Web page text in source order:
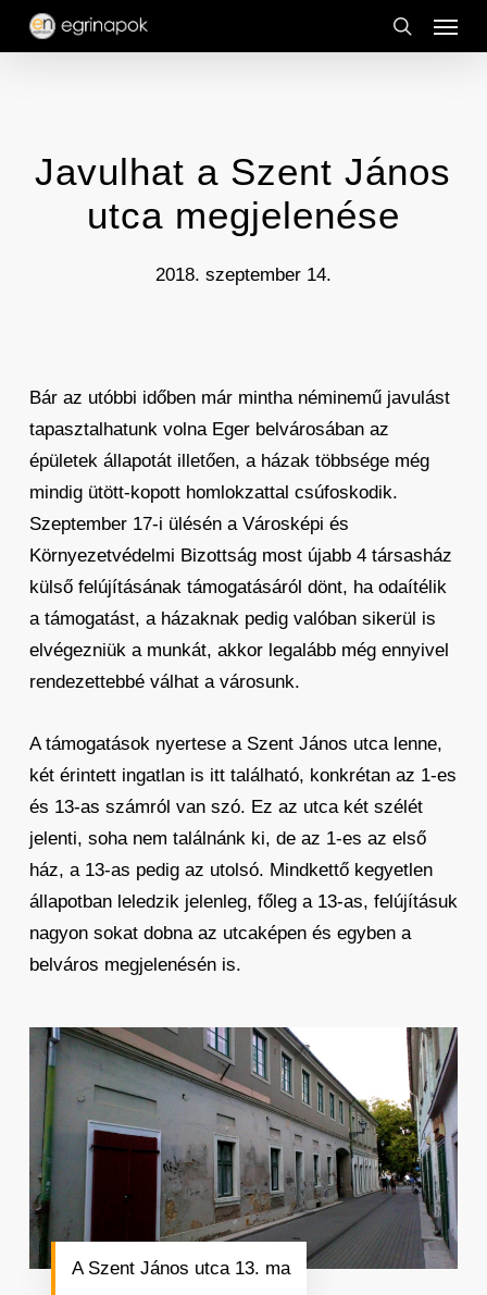
Skip
search
Menu
Javulhat a Szent János
utca megjelenése
2018. szeptember 14.
Bár az utóbbi időben már mintha néminemű javulást
tapasztalhatunk volna Eger belvárosában az
épületek állapotát illetően, a házak többsége még
mindig ütött-kopott homlokzattal csúfoskodik.
Szeptember 17-i ülésén a Városképi és
Környezetvédelmi Bizottság most újabb 4 társasház
külső felújításának támogatásáról dönt, ha odaítélik
a támogatást, a házaknak pedig valóban sikerül is
elvégezniük a munkát, akkor legalább még ennyivel
rendezettebbé válhat a városunk.
A támogatások nyertese a Szent János utca lenne,
két érintett ingatlan is itt található, konkrétan az 1-es
és 13-as számról van szó. Ez az utca két szélét
jelenti, soha nem találnánk ki, de az 1-es az első
ház, a 13-as pedig az utolsó. Mindkettő kegyetlen
állapotban leledzik jelenleg, főleg a 13-as, felújításuk
nagyon sokat dobna az utcaképen és egyben a
belváros megjelenésén is.
A Szent János utca 13. ma